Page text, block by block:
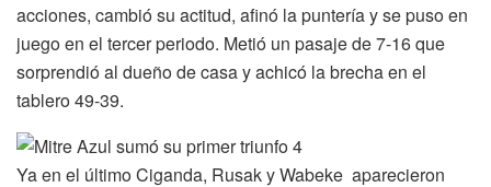
acciones, cambió su actitud, afinó la puntería y se puso en
juego en el tercer periodo. Metió un pasaje de 7-16 que
sorprendió al dueño de casa y achicó la brecha en el
tablero 49-39.
Ya en el último Ciganda, Rusak y Wabeke aparecieron